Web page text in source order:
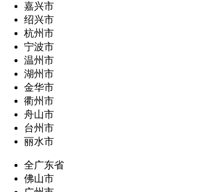
嘉兴市
绍兴市
杭州市
宁波市
温州市
湖州市
金华市
衢州市
舟山市
台州市
丽水市
全广东省
‌佛山市